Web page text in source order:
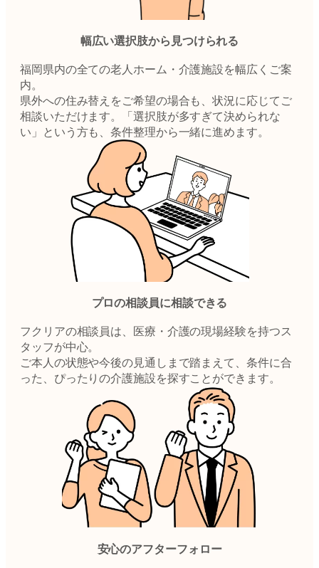
幅広い選択肢から見つけられる
福岡県内の全ての老人ホーム・介護施設を幅広くご案
内。
県外への住み替えをご希望の場合も、状況に応じてご
相談いただけます。「選択肢が多すぎて決められな
い」という方も、条件整理から一緒に進めます。
プロの相談員に相談できる
フクリアの相談員は、医療・介護の現場経験を持つス
タッフが中心。
ご本人の状態や今後の見通しまで踏まえて、条件に合
った、ぴったりの介護施設を探すことができます。
安心のアフターフォロー